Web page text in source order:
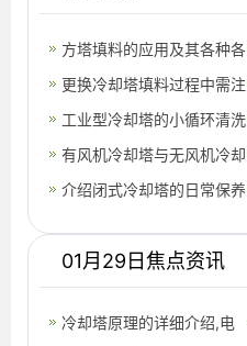
方塔填料的应用及其各种各
样加工工艺
更换冷却塔填料过程中需注
意的几点,冷却塔填料更换
报价单
工业型冷却塔的小循环清洗
法
有风机冷却塔与无风机冷却
塔的区别,冷却塔玻璃钢风
介绍闭式冷却塔的日常保养
01月29日焦点资讯
冷却塔原理的详细介绍,电